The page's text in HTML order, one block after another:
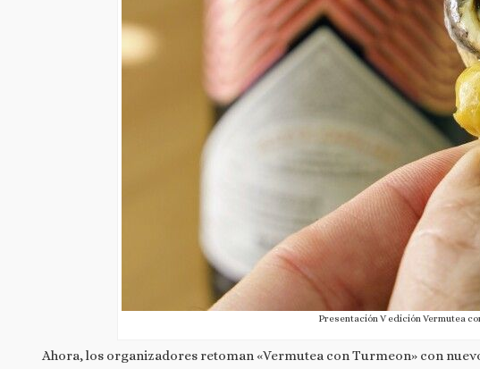
Presentación V edición Vermutea
Ahora, los organizadores retoman «Vermutea con Turmeon» con